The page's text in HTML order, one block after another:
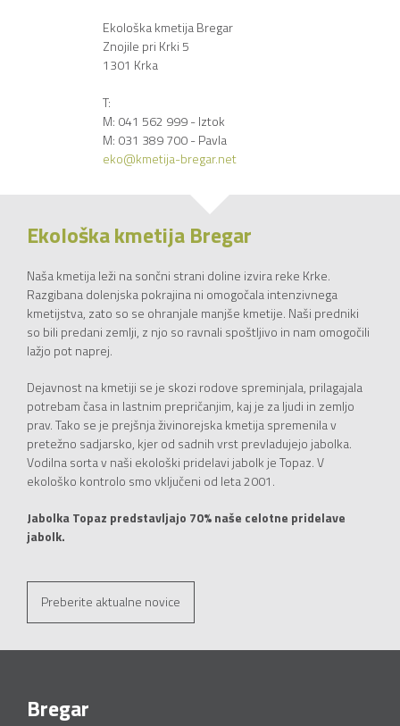
Ekološka kmetija Bregar
Znojile pri Krki 5
1301 Krka
T:
M: 041 562 999 - Iztok
M: 031 389 700 - Pavla
eko@kmetija-bregar.net
Ekološka kmetija Bregar
Naša kmetija leži na sončni strani doline izvira reke Krke.
Razgibana dolenjska pokrajina ni omogočala intenzivnega
kmetijstva, zato so se ohranjale manjše kmetije. Naši predniki
so bili predani zemlji, z njo so ravnali spoštljivo in nam omogočili
lažjo pot naprej.
Dejavnost na kmetiji se je skozi rodove spreminjala, prilagajala
potrebam časa in lastnim prepričanjim, kaj je za ljudi in zemljo
prav. Tako se je prejšnja živinorejska kmetija spremenila v
pretežno sadjarsko, kjer od sadnih vrst prevladujejo jabolka.
Vodilna sorta v naši ekološki pridelavi jabolk je Topaz. V
ekološko kontrolo smo vključeni od leta 2001.
Jabolka Topaz predstavljajo 70% naše celotne pridelave
jabolk.
Preberite aktualne novice
Bregar